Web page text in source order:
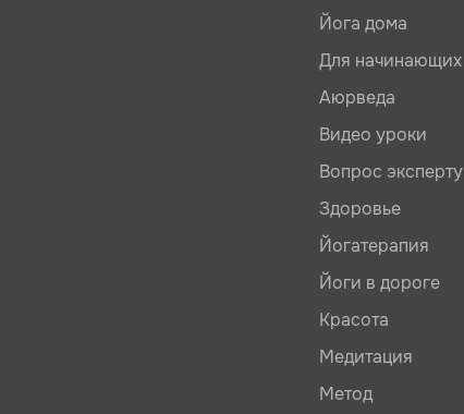
Йога дома
Для начинающих
Аюрведа
Видео уроки
Вопрос эксперту
Здоровье
Йогатерапия
Йоги в дороге
Красота
Медитация
Метод